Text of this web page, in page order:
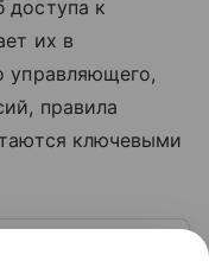
доступа к
их в
управляющего,
правила
ключевыми